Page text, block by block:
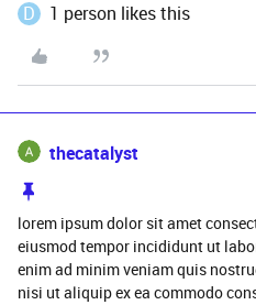
D 1 person likes this
thecatalyst
lorem ipsum dolor sit amet
eiusmod tempor incididunt ut
enim ad minim veniam quis
nisi ut aliquip ex ea commodo